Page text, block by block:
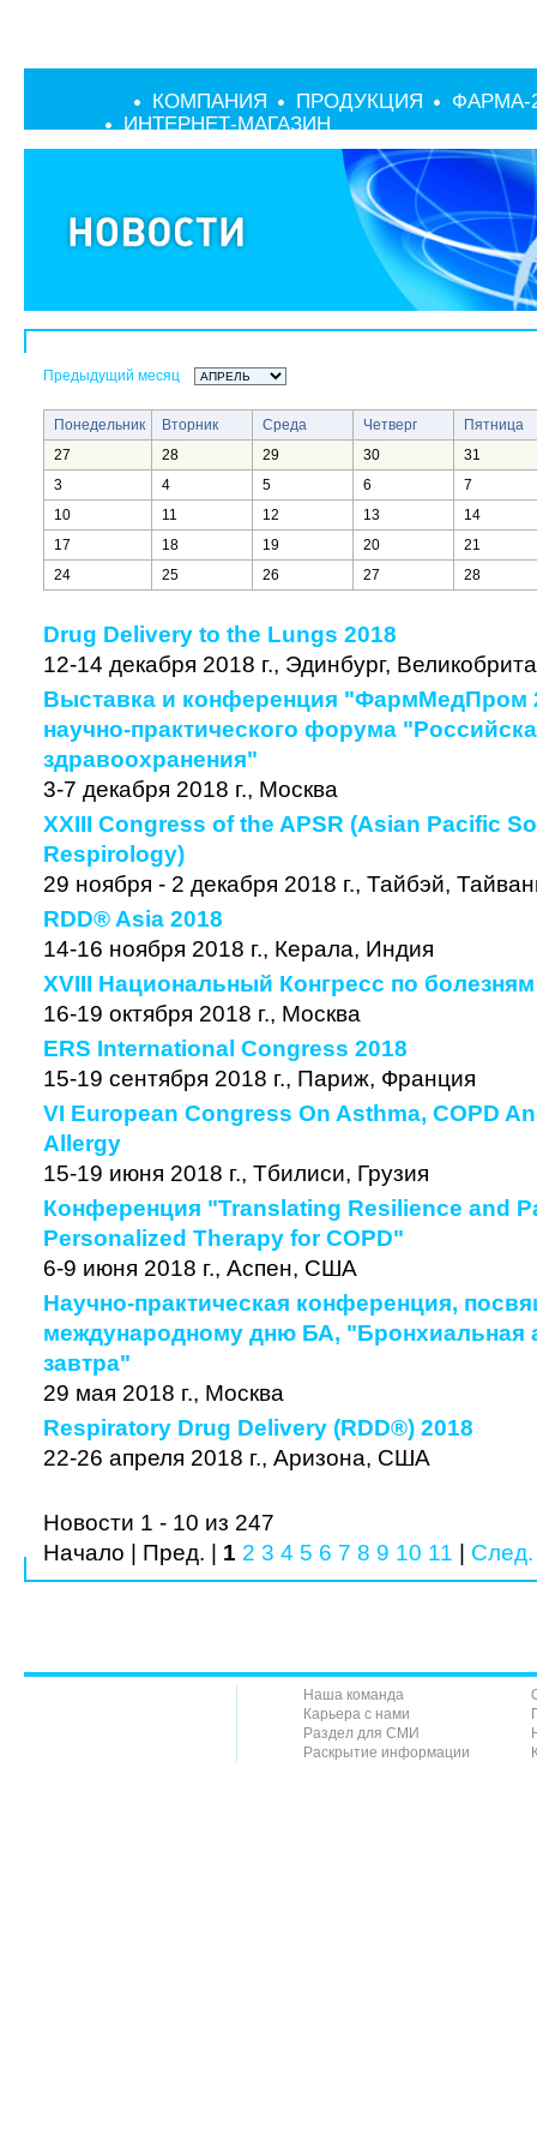
КОМПАНИЯ ПРОДУКЦИЯ
ФАРМА-
ИНТЕРНЕТ-МАГАЗИН
Предыдущий месяц
Понедельник Вторник Среда Четверг
Пятница
27
28 29 30
31
3
4 5 6
7
10
11 12 13
14
17
18 19 20
21
24
25 26 27 28
Drug Delivery to the Lungs 2018
12-14 декабря 2018 г., Эдинбург,
Выставка и конференция "ФармМедПром
научно-практического форума
здравоохранения"
3-7 декабря 2018 г., Москва
XXIII Congress of the APSR (Asian Pacific
Respirology)
29 ноября - 2 декабря 2018 г., Тайбэй,
RDD® Asia 2018
14-16 ноября 2018 г., Керала, Индия
XVIII Национальный Конгресс по
16-19 октября 2018 г., Москва
ERS International Congress 2018
15-19 сентября 2018 г., Париж, Франция
VI European Congress On Asthma, COPD
Allergy
15-19 июня 2018 г., Тбилиси, Грузия
Конференция "Translating Resilience and
Personalized Therapy for COPD"
6-9 июня 2018 г., Аспен, США
Научно-практическая конференция,
международному дню БА, "Бронхиальная
завтра"
29 мая 2018 г., Москва
Respiratory Drug Delivery (RDD®) 2018
22-26 апреля 2018 г., Аризона, США
Новости 1 - 10 из 247
Начало | Пред. | 1 2 3 4 5 6 7 8 9 10 11 След.
Наша команда
Карьера с нами
Раздел для СМИ
Раскрытие информации